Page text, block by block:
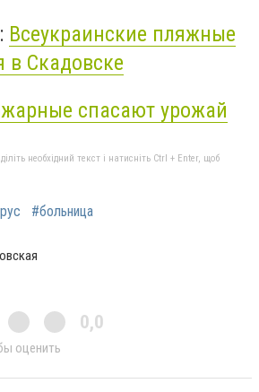
Всеукраинские пляжные
в Скадовске
спасают урожай
необхідний текст і натисніть Ctrl + Enter, щоб
#больница
0,0
оценить